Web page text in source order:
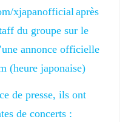
xjapanofficialaprès
du groupe sur le
annonce officielle
(heure japonaise)
de presse, ils ont
de concerts :